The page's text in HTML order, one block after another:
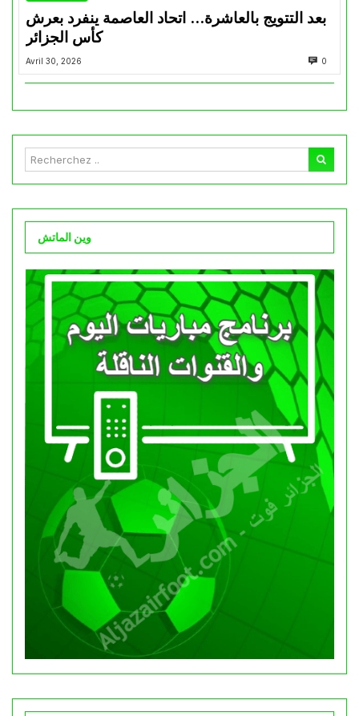
بعد التتويج بالعاشرة… اتحاد العاصمة ينفرد بعرش
كأس الجزائر
Avril 30, 2026 0
وين الماتش